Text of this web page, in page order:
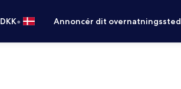
DKK• Annoncér dit overnatningssted